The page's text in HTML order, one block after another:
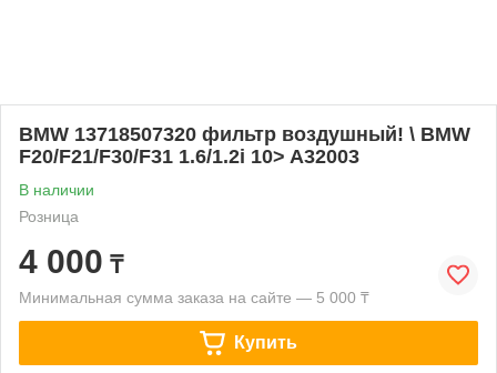
BMW 13718507320 фильтр воздушный! \ BMW
F20/F21/F30/F31 1.6/1.2i 10> A32003
В наличии
Розница
4 000 ₸
Минимальная сумма заказа на сайте — 5 000 ₸
Купить